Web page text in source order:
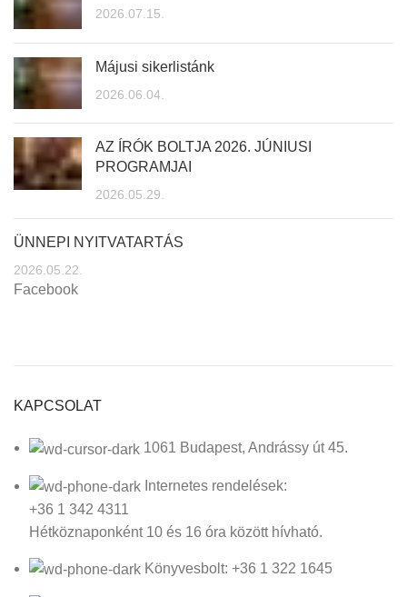
2026.07.15.
Májusi sikerlistánk
2026.06.04.
AZ ÍRÓK BOLTJA 2026. JÚNIUSI
PROGRAMJAI
2026.05.29.
ÜNNEPI NYITVATARTÁS
2026.05.22.
Facebook
KAPCSOLAT
1061 Budapest, Andrássy út 45.
Internetes rendelések:
+36 1 342 4311
Hétköznaponként 10 és 16 óra között hívható.
Könyvesbolt: +36 1 322 1645